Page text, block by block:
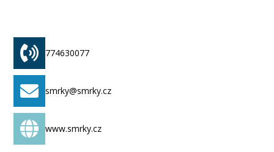
774630077
smrky@smrky.cz
www.smrky.cz